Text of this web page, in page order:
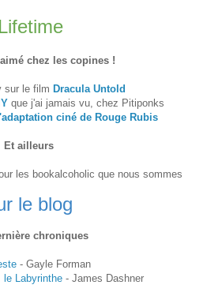
Lifetime
chez les copines !
sur le film Dracula Untold
que j'ai jamais vu, chez Pitiponks
l'adaptation ciné de Rouge Rubis
Et ailleurs
les bookalcoholic que nous sommes
le blog
chroniques
- Gayle Forman
le Labyrinthe - James Dashner